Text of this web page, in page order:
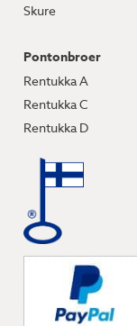
Skure
Pontonbroer
Rentukka A
Rentukka C
Rentukka D